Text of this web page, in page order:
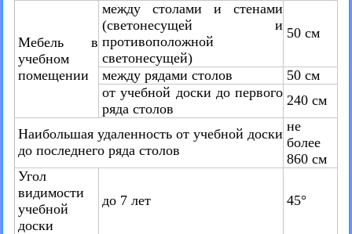
Мебель в
учебном
помещении
между столами и стенами
(светонесущей и
противоположной
светонесущей)
50 см
между рядами столов
50 см
от учебной доски до первого
ряда столов
240 см
Наибольшая удаленность от учебной доски
до последнего ряда столов
не
более
860 см
Угол
видимости
учебной
доски
до 7 лет 45°